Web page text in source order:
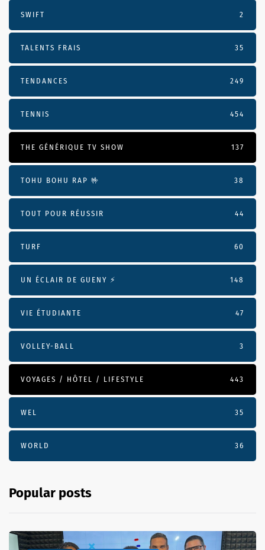
SWIFT 2
TALENTS FRAIS 35
TENDANCES 249
TENNIS 454
THE GÉNÉRIQUE TV SHOW 137
TOHU BOHU RAP 🤟 38
TOUT POUR RÉUSSIR 44
TURF 60
UN ÉCLAIR DE GUENY ⚡️ 148
VIE ÉTUDIANTE 47
VOLLEY-BALL 3
VOYAGES / HÔTEL / LIFESTYLE 443
WEL 35
WORLD 36
Popular posts